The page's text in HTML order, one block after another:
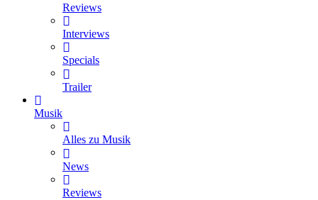
Reviews
Interviews
Specials
Trailer
Musik
Alles zu Musik
News
Reviews